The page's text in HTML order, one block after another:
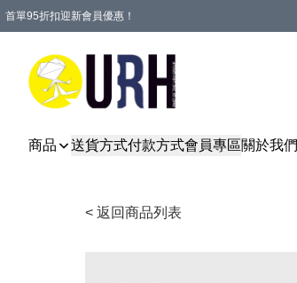
首單95折扣迎新會員優惠！
商品 送貨方式付款方式會員專區關於我們
< 返回商品列表